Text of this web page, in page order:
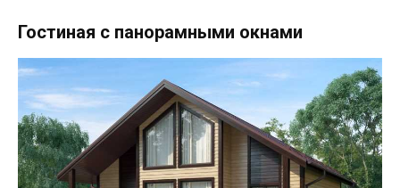
Гостиная с панорамными окнами